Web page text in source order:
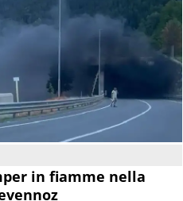
in fiamme nella